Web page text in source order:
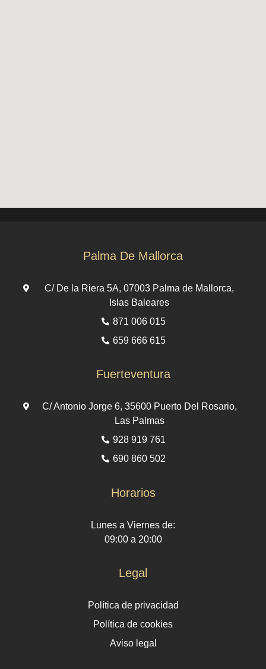
Palma De Mallorca
C/ De la Riera 5A, 07003 Palma de Mallorca,
Islas Baleares
871 006 015
659 666 615
Fuerteventura
C/ Antonio Jorge 6, 35600 Puerto Del Rosario,
Las Palmas
928 919 761
690 860 502
Horarios
Lunes a Viernes de:
09:00 a 20:00
Legal
Política de privacidad
Política de cookies
Aviso legal